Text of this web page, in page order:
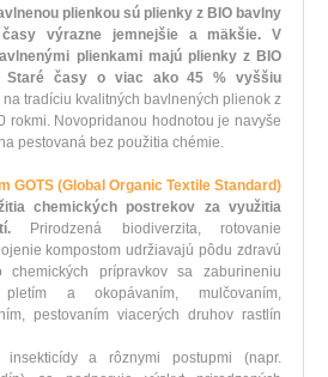
plienkou sú plienky z BIO bavlny
výrazne jemnejšie a mäkšie.
V
plienkami majú plienky z BIO
Staré časy o viac ako 45 % vyššiu
na tradíciu kvalitných bavlnených plienok z
rokmi. Novopridanou hodnotou je navyše
pestovaná bez použitia chémie.
GOTS (Global Organic Textile Standard)
chemických postrekov za využitia
Prirodzená biodiverzita, rotovanie
kompostom udržiavajú pôdu zdravú
prípravkov sa zaburineniu
a okopávaním, mulčovaním,
pestovaním viacerých druhov rastlín
a rôznymi postupmi (napr.